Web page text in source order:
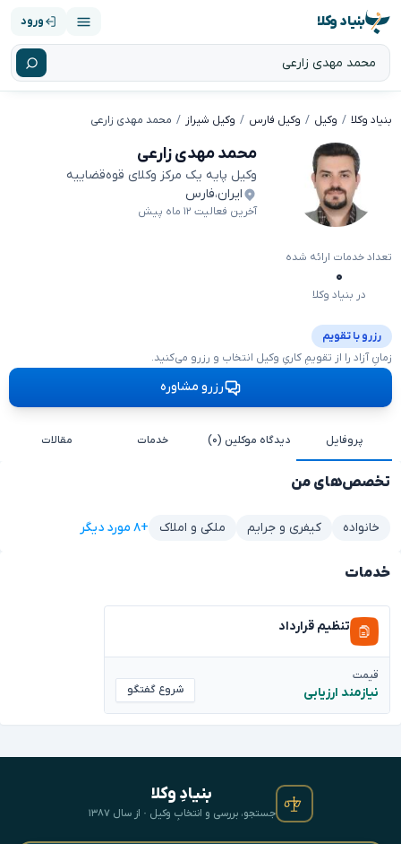
بنیاد وکلا ورود
بنیاد وکلا وکیل وکیل فارس وکیل شیراز محمد مهدی زارعی
محمد مهدی زارعی
وکیل پایه یک مرکز وکلای قوه‌قضاییه
ایران،فارس
آخرین فعالیت ۱۲ ماه پیش
تعداد خدمات ارائه شده
۰
در بنیاد وکلا
رزرو با تقویم
زمانِ آزاد را از تقویمِ کاریِ وکیل انتخاب و رزرو می‌کنید.
رزرو مشاوره
پروفایل دیدگاه موکلین (۰) خدمات مقالات
تخصص‌های من
خانواده کیفری و جرایم ملکی و املاک +۸ مورد دیگر
خدمات
تنظیم قرارداد
قیمت
نیازمند ارزیابی شروع گفتگو
بنیادِ وکلا
جستجو، بررسی و انتخابِ وکیل · از سال ۱۳۸۷